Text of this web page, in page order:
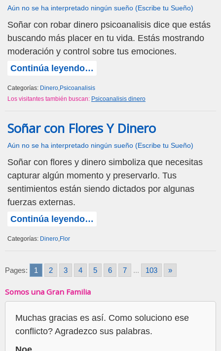
Aún no se ha interpretado ningún sueño (Escribe tu Sueño)
Soñar con robar dinero psicoanalisis dice que estás
buscando más placer en tu vida. Estás mostrando
moderación y control sobre tus emociones.
Continúa leyendo…
Categorías: Dinero,Psicoanalisis
Los visitantes también buscan: Psicoanalisis dinero
Soñar con Flores Y Dinero
Aún no se ha interpretado ningún sueño (Escribe tu Sueño)
Soñar con flores y dinero simboliza que necesitas
capturar algún momento y preservarlo. Tus
sentimientos están siendo dictados por algunas
fuerzas externas.
Continúa leyendo…
Categorías: Dinero,Flor
Pages: 1 2 3 4 5 6 7 ... 103 »
Somos una Gran Familia
Muchas gracias es así. Como soluciono ese
conflicto? Agradezco sus palabras.